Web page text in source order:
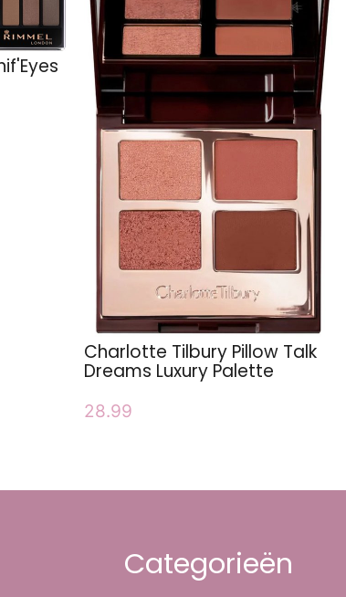
Charlotte Tilbury Pillow Talk
Dreams Luxury Palette
28.99
Categorieën